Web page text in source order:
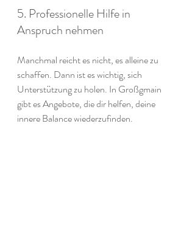
5. Professionelle Hilfe in
Anspruch nehmen
Manchmal reicht es nicht, es alleine zu
schaffen. Dann ist es wichtig, sich
Unterstützung zu holen. In Großgmain
gibt es Angebote, die dir helfen, deine
innere Balance wiederzufinden.